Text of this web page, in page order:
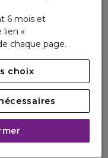
de parfum
3 formats
157
6 mois et
«
chaque page.
choix